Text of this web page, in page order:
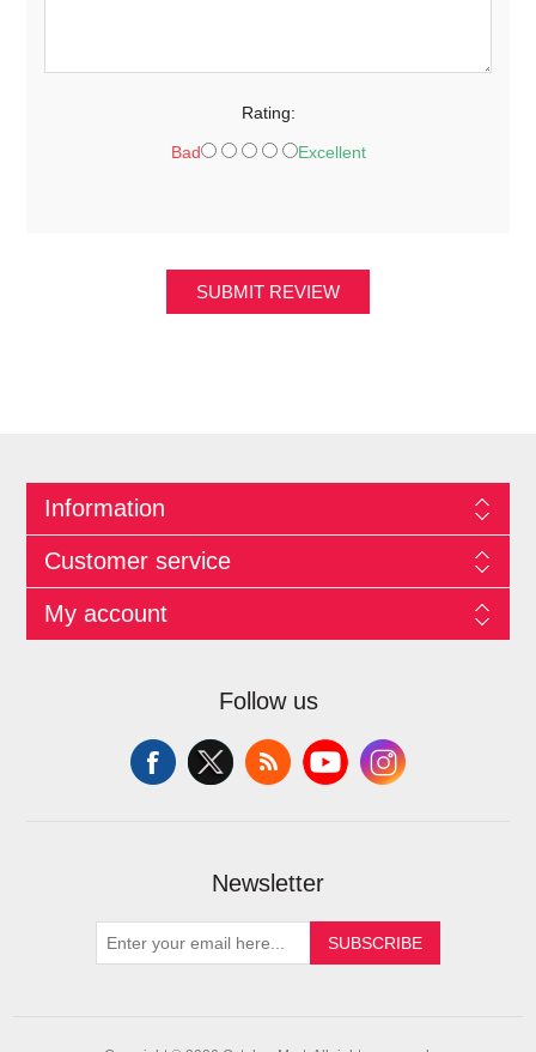
Rating:
Bad Excellent
SUBMIT REVIEW
Information
Customer service
My account
Follow us
Newsletter
SUBSCRIBE